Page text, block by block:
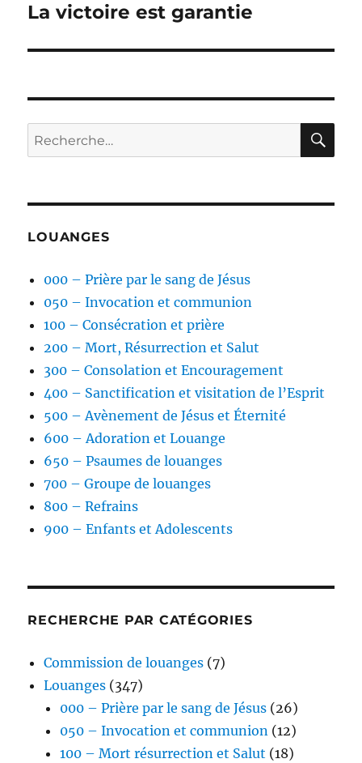
Publication
La victoire est garantie
Recherche
pour :
LOUANGES
000 – Prière par le sang de Jésus
050 – Invocation et communion
100 – Consécration et prière
200 – Mort, Résurrection et Salut
300 – Consolation et Encouragement
400 – Sanctification et visitation de l’Esprit
500 – Avènement de Jésus et Éternité
600 – Adoration et Louange
650 – Psaumes de louanges
700 – Groupe de louanges
800 – Refrains
900 – Enfants et Adolescents
RECHERCHE PAR CATÉGORIES
Commission de louanges (7)
Louanges (347)
000 – Prière par le sang de Jésus (26)
050 – Invocation et communion (12)
100 – Mort résurrection et Salut (18)